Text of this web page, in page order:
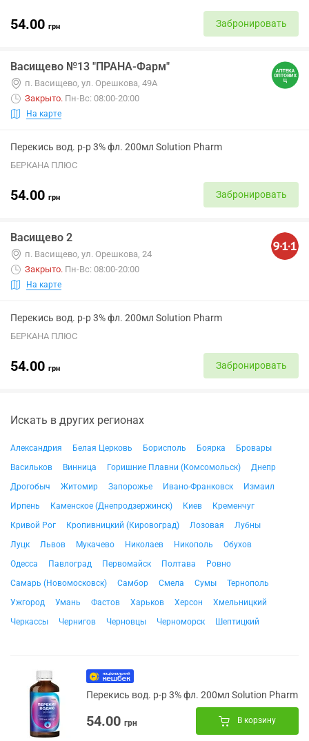
54.00 грн Забронировать
Васищево №13 "ПРАНА-Фарм"
п. Васищево, ул. Орешкова, 49А
Закрыто. Пн-Вс: 08:00-20:00
На карте
Перекись вод. р-р 3% фл. 200мл Solution Pharm
БЕРКАНА ПЛЮС
54.00 грн Забронировать
Васищево 2
п. Васищево, ул. Орешкова, 24
Закрыто. Пн-Вс: 08:00-20:00
На карте
Перекись вод. р-р 3% фл. 200мл Solution Pharm
БЕРКАНА ПЛЮС
54.00 грн Забронировать
Искать в других регионах
Александрия Белая Церковь Борисполь Боярка
Бровары
Васильков
Винница Горишние Плавни (Комсомольск)
Днепр
Дрогобыч
Житомир Запорожье Ивано-Франковск
Измаил
Ирпень
Каменское (Днепродзержинск) Киев
Кременчуг
Кривой Рог
Кропивницкий (Кировоград) Лозовая
Лубны
Луцк
Львов Мукачево Николаев Никополь
Обухов
Одесса
Павлоград Первомайск Полтава
Ровно
Самарь (Новомосковск)
Самбор Смела Сумы
Тернополь
Ужгород
Умань Фастов Харьков Херсон
Хмельницкий
Черкассы
Чернигов Черновцы Черноморск Шептицкий
Перекись вод. р-р 3% фл. 200мл Solution Pharm
54.00 грн В корзину